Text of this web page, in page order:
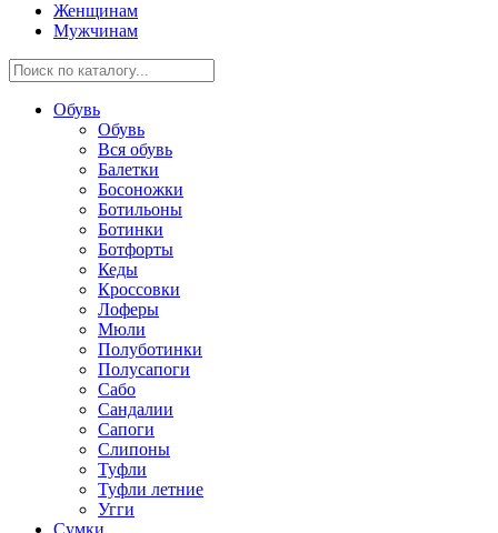
Женщинам
Мужчинам
Обувь
Обувь
Вся обувь
Балетки
Босоножки
Ботильоны
Ботинки
Ботфорты
Кеды
Кроссовки
Лоферы
Мюли
Полуботинки
Полусапоги
Сабо
Сандалии
Сапоги
Слипоны
Туфли
Туфли летние
Угги